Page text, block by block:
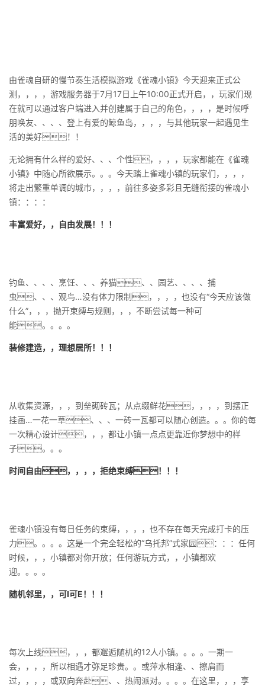
由雀魂自研的慢节奏生活模拟游戏《雀魂小镇》今天迎来正式公
测，，，，游戏服务器于7月17日上午10:00正式开启，，玩家们现
在就可以通过客户端进入并创建属于自己的角色，，，，是时候呼
朋唤友、、、、登上有爱的鲸鱼岛，，，，与其他玩家一起遇见生
活的美好！！
无论拥有什么样的爱好、、、个性，，，，玩家都能在《雀魂
小镇》中随心所欲展示。。。今天踏上雀魂小镇的玩家们，，，，
将走出繁重单调的城市，，，，前往多姿多彩且无缝衔接的雀魂小
镇：：：：
丰富爱好，，自由发展！！！
钓鱼、、、、烹饪、、、养猫、、园艺、、、、捕
虫、、、观鸟…没有体力限制，，，，也没有“今天应该做
什么”，，，抛开束缚与规则，，，不断尝试每一种可
能。。。。
装修建造，，理想居所！！！
从收集资源，，，到垒砌砖瓦；从点缀鲜花，，，，到摆正
挂画…一花一草、、、一砖一瓦都可以随心创造。。。你的每
一次精心设计，，，都让小镇一点点更靠近你梦想中的样
子。。。
时间自由，，，，拒绝束缚！！！
雀魂小镇没有每日任务的束缚，，，，也不存在每天完成打卡的压
力。。。。这是一个完全轻松的“乌托邦”式家园：：：任何
时候，，，小镇都对你开放；任何游玩方式，，小镇都欢
迎。。。。
随机邻里，，可I可E！！！
每次上线，，，都邂逅随机的12人小镇。。。。一期一
会，，，，所以相遇才弥足珍贵。。或萍水相逢、、擦肩而
过，，，，或双向奔赴、、热闹派对。。。。在这里，，，享